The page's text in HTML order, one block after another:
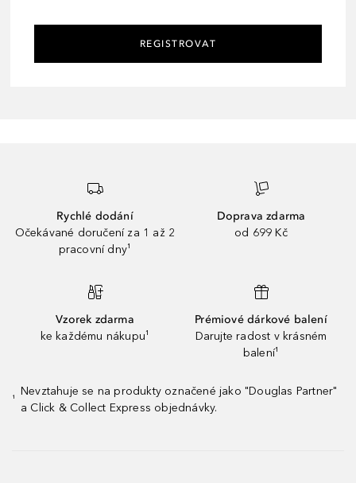
REGISTROVAT
Rychlé dodání
Očekávané doručení za 1 až 2
pracovní dny¹
Doprava zdarma
od 699 Kč
Vzorek zdarma
ke každému nákupu¹
Prémiové dárkové balení
Darujte radost v krásném
balení¹
¹
Nevztahuje se na produkty označené jako "Douglas Partner"
a Click & Collect Express objednávky.